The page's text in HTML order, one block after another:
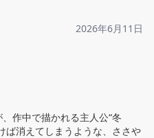
2026年6月11日
作中で描かれる主人公“冬
ば消えてしまうような、ささや